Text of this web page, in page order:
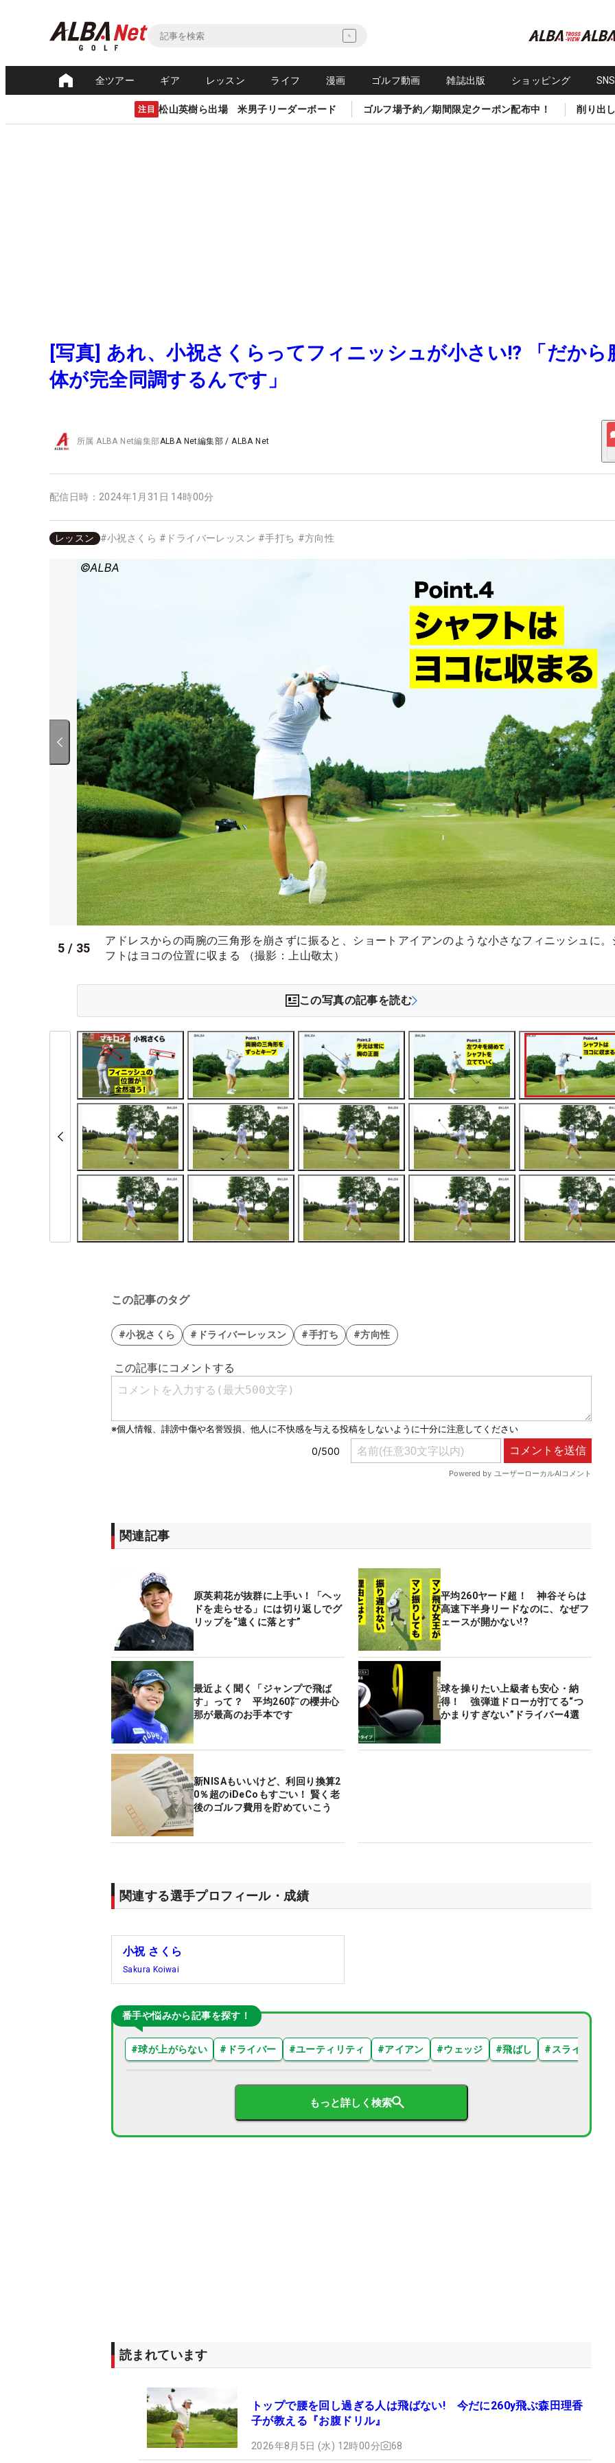
全ツアー ギア レッスン ライフ 漫画 ゴルフ動画 雑誌出版 ショッピング
注目 松山英樹ら出場 米男子リーダーボード ゴルフ場予約／期間限定クーポン配布中！ 削り出
[写真] あれ、小祝さくらってフィニッシュが小さい!? 「だから
体が完全同調するんです」
所属ALBA Net編集部ALBA Net編集部 /ALBA Net
配信日時： 2024年1月31日 14時00分
レッスン #小祝さくら # ドライバーレッスン #手打ち #方向性
5 / 35
アドレスからの両腕の三角形を崩さずに振ると、ショートアイアンのような小さなフィニッシュに。
フトはヨコの位置に収まる （撮影：上山敬太）
この写真の記事を読む
この記事のタグ
#小祝さくら #ドライバーレッスン #手打ち #方向性
関連記事
原英莉花が抜群に上手い！「ヘッ
ドを走らせる」には切り返しでグ
リップを“遠くに落とす”
平均260ヤード超！ 神谷そらは
高速下半身リードなのに、なぜフ
ェースが開かない!?
最近よく聞く「ジャンプで飛ば
す」って？ 平均260㍎の櫻井心
那が最高のお手本です
球を操りたい上級者も安心・納
得！ 強弾道ドローが打てる“つ
かまりすぎない”ドライバー4選
新NISAもいいけど、利回り換算2
0％超のiDeCoもすごい！ 賢く老
後のゴルフ費用を貯めていこう
関連する選手プロフィール・成績
小祝 さくら
Sakura Koiwai
番手や悩みから記事を探す！
#球が上がらない # ドライバー #ユーティリティ #アイアン #ウェッジ #飛ばし # スライス
もっと詳しく検索
読まれています
トップで腰を回し過ぎる人は飛ばない! 今だに260y飛ぶ森田理香
子が教える『お腹ドリル』
2026年8月5日 (水) 12時00分 68